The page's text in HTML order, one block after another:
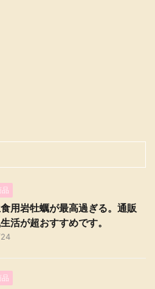
品
用岩牡蠣が最高過ぎる。通販
活が超おすすめです。
品